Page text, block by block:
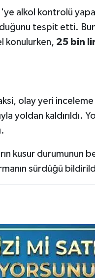
alkol kontrolü
tespit etti.
konulurken, 25 bin
olay yeri inceleme
yoldan kaldırıldı.
kusur durumunun
sürdüğü